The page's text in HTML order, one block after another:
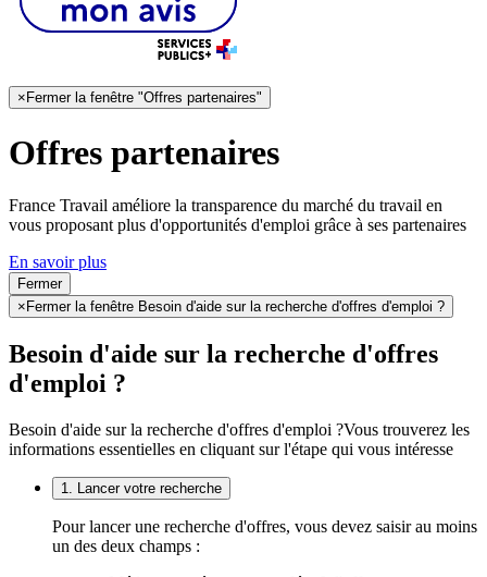
× Fermer la fenêtre "Offres partenaires"
Offres partenaires
France Travail améliore la transparence du marché du travail en
vous proposant plus d'opportunités d'emploi grâce à ses partenaires
En savoir plus
Fermer
× Fermer la fenêtre Besoin d'aide sur la recherche d'offres d'emploi ?
Besoin d'aide sur la recherche d'offres
d'emploi ?
Besoin d'aide sur la recherche d'offres d'emploi ?Vous trouverez les
informations essentielles en cliquant sur l'étape qui vous intéresse
1. Lancer votre recherche
Pour lancer une recherche d'offres, vous devez saisir au moins
un des deux champs :